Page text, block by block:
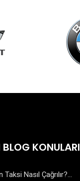
BLOG KONULARI
Taksi Nasıl Çağrılır?...